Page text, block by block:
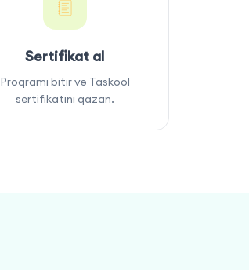
Sertifikat al
Proqramı bitir və Taskool
sertifikatını qazan.